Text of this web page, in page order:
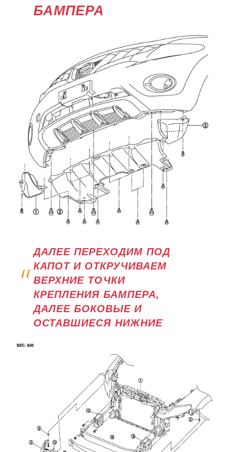
БАМПЕРА
ДАЛЕЕ ПЕРЕХОДИМ ПОД
КАПОТ И ОТКРУЧИВАЕМ
ВЕРХНИЕ ТОЧКИ
КРЕПЛЕНИЯ БАМПЕРА,
ДАЛЕЕ БОКОВЫЕ И
ОСТАВШИЕСЯ НИЖНИЕ